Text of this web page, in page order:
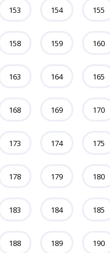
153 154 155
158 159 160
163 164 165
168 169 170
173 174 175
178 179 180
183 184 185
188 189 190